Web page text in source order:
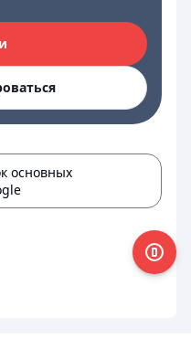
основных